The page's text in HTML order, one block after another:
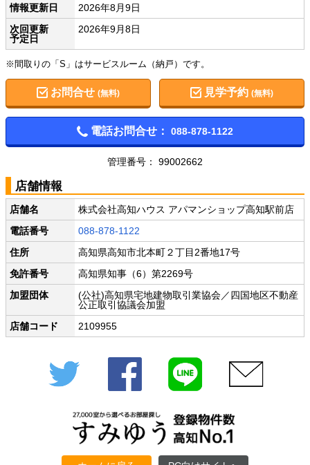
情報更新日
2026年8月9日
次回更新
予定日
2026年9月8日
※間取りの「S」はサービスルーム（納戸）です。
お問合せ (無料) 見学予約(無料)
電話お問合せ： 088-878-1122
管理番号： 99002662
店舗情報
店舗名
株式会社高知ハウス アパマンショップ高知駅前店
電話番号
088-878-1122
住所
高知県高知市北本町２丁目2番地17号
免許番号
高知県知事（6）第2269号
加盟団体
(公社)高知県宅地建物取引業協会／四国地区不動産
公正取引協議会加盟
店舗コード
2109955
Twitter Facebook